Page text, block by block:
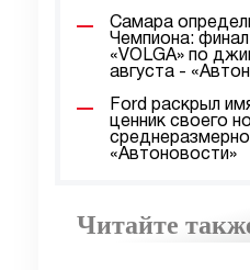
Самара
Чемпиона: финал
«VOLGA» по
августа -
Ford раскрыл
ценник своего
«Автоновости»
Читайте